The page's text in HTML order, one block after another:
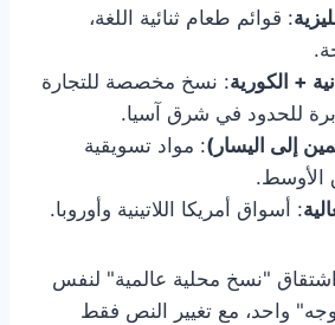
: قوائم طعام ثنائية اللغة،
+ الكورية: نسخ مخصصة للتجارة
للحدود في شرق آسيا.
إلى اليسار): مواد تسويقية
الأوسط.
: أسواق أمريكا اللاتينية وأوروبا.
"نسخ محلية عالمية" لنفس
واحد، مع تغيير النص فقط